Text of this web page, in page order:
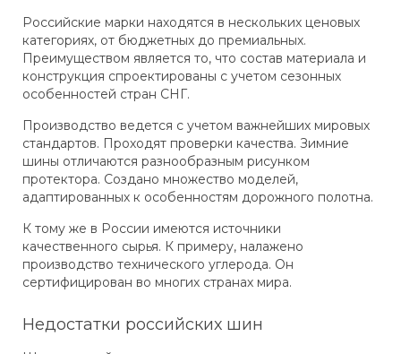
Российские марки находятся в нескольких ценовых
категориях, от бюджетных до премиальных.
Преимуществом является то, что состав материала и
конструкция спроектированы с учетом сезонных
особенностей стран СНГ.
Производство ведется с учетом важнейших мировых
стандартов. Проходят проверки качества. Зимние
шины отличаются разнообразным рисунком
протектора. Создано множество моделей,
адаптированных к особенностям дорожного полотна.
К тому же в России имеются источники
качественного сырья. К примеру, налажено
производство технического углерода. Он
сертифицирован во многих странах мира.
Недостатки российских шин